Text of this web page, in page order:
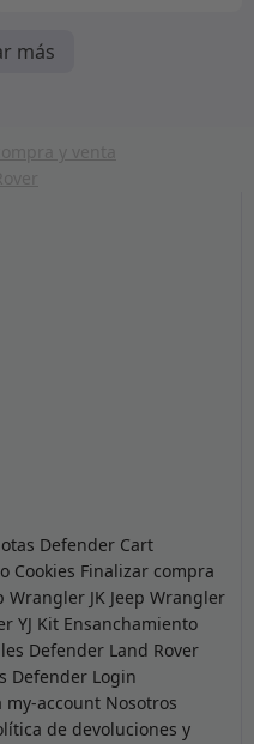
más
Defender Cart
Cookies Finalizar compra
Wrangler JK Jeep Wrangler
YJ Kit Ensanchamiento
Defender Land Rover
Defender Login
my-account Nosotros
de devoluciones y